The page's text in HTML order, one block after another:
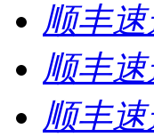
顺丰
顺丰
顺丰